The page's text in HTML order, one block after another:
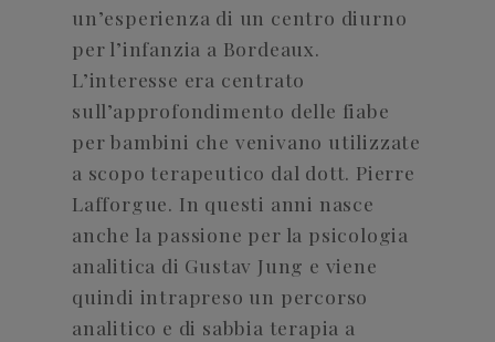
un’esperienza di un centro diurno
per l’infanzia a Bordeaux.
L’interesse era centrato
sull’approfondimento delle fiabe
per bambini che venivano utilizzate
a scopo terapeutico dal dott. Pierre
Lafforgue. In questi anni nasce
anche la passione per la psicologia
analitica di Gustav Jung e viene
quindi intrapreso un percorso
analitico e di sabbia terapia a